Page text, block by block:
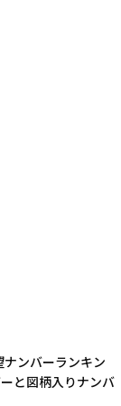
ナンバーランキン
と図柄入りナンバ